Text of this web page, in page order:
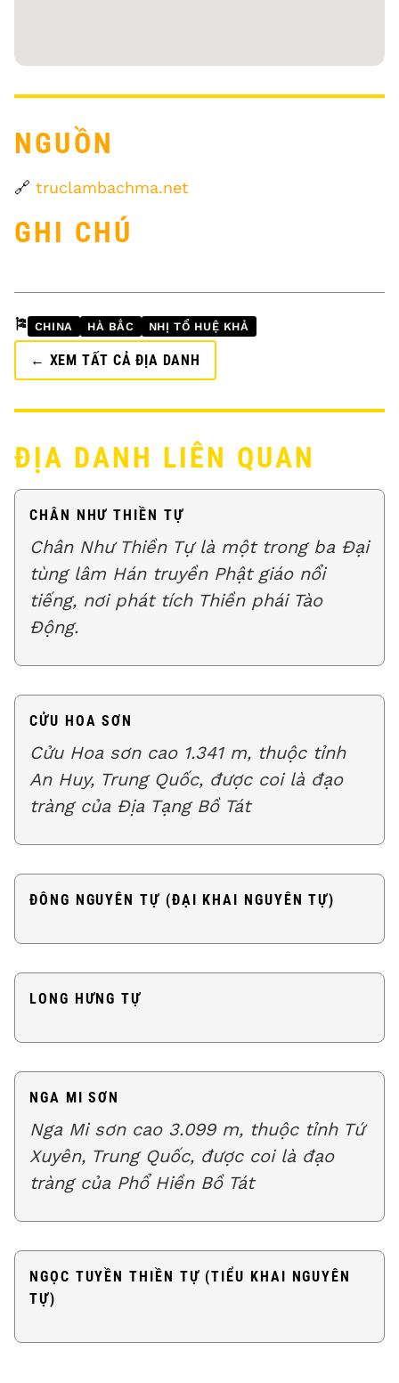
NGUỒN
🔗 truclambachma.net
GHI CHÚ
🎏 CHINA HÀ BẮC NHỊ TỔ HUỆ KHẢ
← XEM TẤT CẢ ĐỊA DANH
ĐỊA DANH LIÊN QUAN
CHÂN NHƯ THIỀN TỰ
Chân Như Thiền Tự là một trong ba Đại
tùng lâm Hán truyền Phật giáo nổi
tiếng, nơi phát tích Thiền phái Tào
Động.
CỬU HOA SƠN
Cửu Hoa sơn cao 1.341 m, thuộc tỉnh
An Huy, Trung Quốc, được coi là đạo
tràng của Địa Tạng Bồ Tát
ĐÔNG NGUYÊN TỰ (ĐẠI KHAI NGUYÊN TỰ)
LONG HƯNG TỰ
NGA MI SƠN
Nga Mi sơn cao 3.099 m, thuộc tỉnh Tứ
Xuyên, Trung Quốc, được coi là đạo
tràng của Phổ Hiền Bồ Tát
NGỌC TUYỀN THIỀN TỰ (TIỂU KHAI NGUYÊN
TỰ)